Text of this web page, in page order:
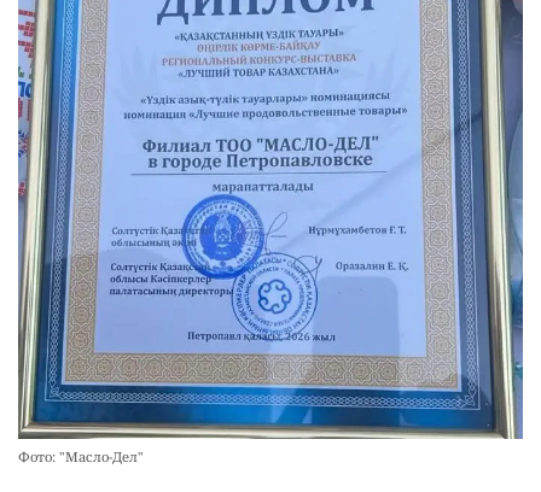
Фото: "Масло-Дел"